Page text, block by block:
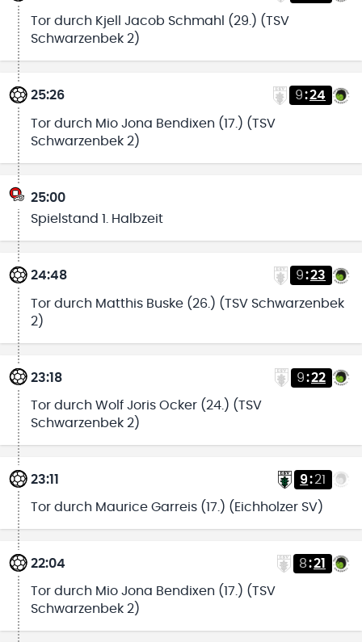
Tor durch Kjell Jacob Schmahl (29.) (TSV
Schwarzenbek 2)
25:26 9:24
Tor durch Mio Jona Bendixen (17.) (TSV
Schwarzenbek 2)
25:00
Spielstand 1. Halbzeit
24:48 9:23
Tor durch Matthis Buske (26.) (TSV Schwarzenbek
2)
23:18 9:22
Tor durch Wolf Joris Ocker (24.) (TSV
Schwarzenbek 2)
23:11 9:21
Tor durch Maurice Garreis (17.) (Eichholzer SV)
22:04 8:21
Tor durch Mio Jona Bendixen (17.) (TSV
Schwarzenbek 2)